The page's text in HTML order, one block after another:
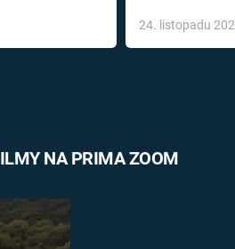
léky
24. listopadu
NA PRIMA ZOOM